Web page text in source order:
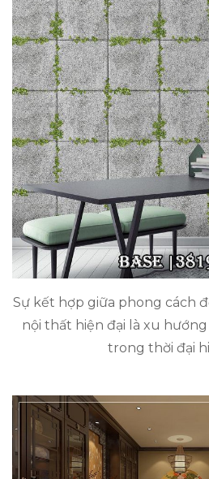
Sự kết hợp giữa phong cách
nội thất hiện đại là xu
trong thời đại